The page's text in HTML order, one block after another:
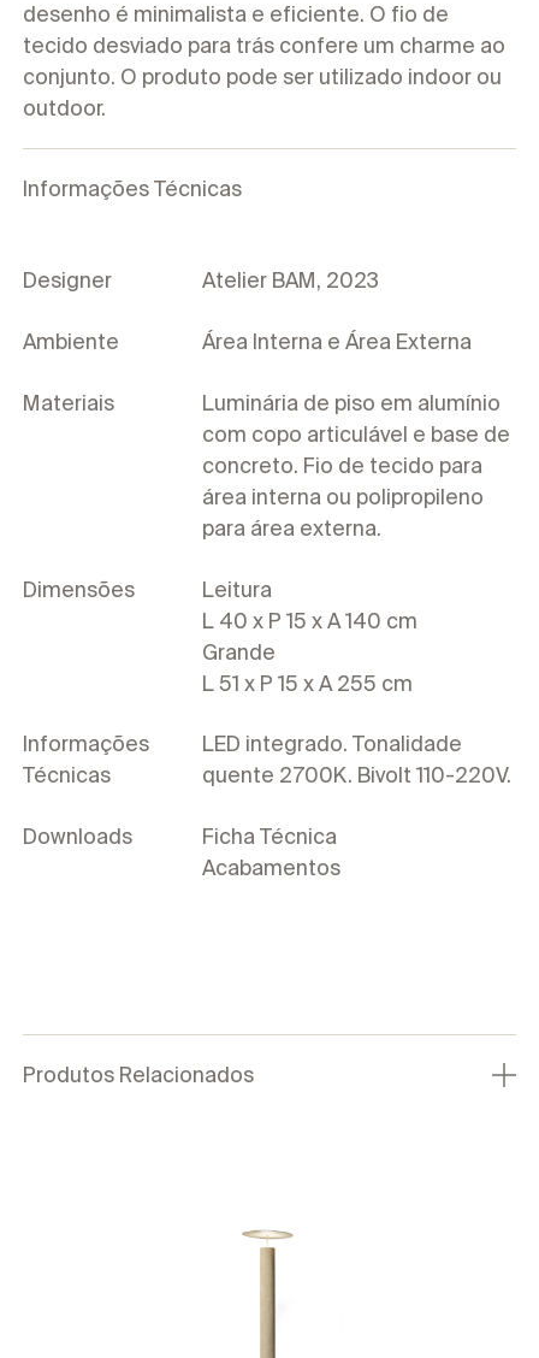
desenho é minimalista e eficiente. O fio de
tecido desviado para trás confere um charme ao
conjunto. O produto pode ser utilizado indoor ou
outdoor.
Informações Técnicas
Designer Atelier BAM, 2023
Ambiente Área Interna e Área Externa
Materiais
Luminária de piso em alumínio
com copo articulável e base de
concreto. Fio de tecido para
área interna ou polipropileno
para área externa.
Dimensões
Leitura
L 40 x P 15 x A 140 cm
Grande
L 51 x P 15 x A 255 cm
Informações
Técnicas
LED integrado. Tonalidade
quente 2700K. Bivolt 110-220V.
Downloads
Ficha Técnica
Acabamentos
Produtos Relacionados